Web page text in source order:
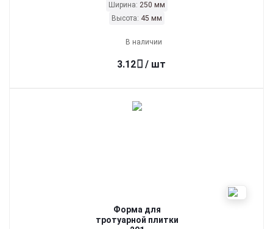
Ширина: 250 мм
Высота: 45 мм
В наличии
3.12 / шт
Форма для
тротуарной плитки